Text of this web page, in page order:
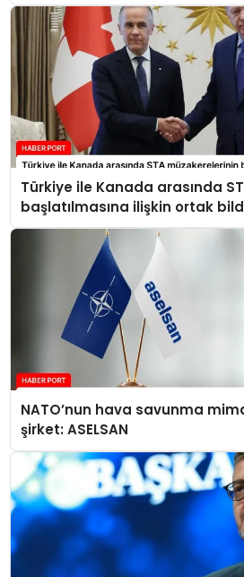
Türkiye ile Kanada arasında
başlatılmasına ilişkin ortak
NATO’nun hava savunma
şirket: ASELSAN